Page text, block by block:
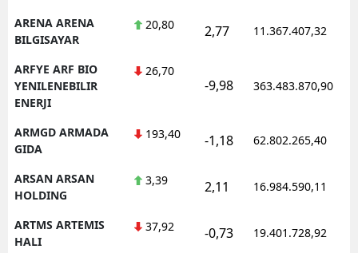
ARENA ARENA
BILGISAYAR
20,80 2,77 11.367.407,32
ARFYE ARF BIO
YENILENEBILIR
ENERJI
26,70
-9,98 363.483.870,90
ARMGD ARMADA
GIDA
193,40 -1,18 62.802.265,40
ARSAN ARSAN
HOLDING
3,39 2,11 16.984.590,11
ARTMS ARTEMIS
HALI
37,92 -0,73 19.401.728,92